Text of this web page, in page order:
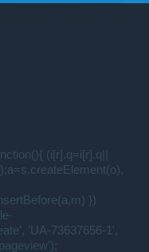
(i[r].q=i[r].q||
})
'UA-73637656-1',